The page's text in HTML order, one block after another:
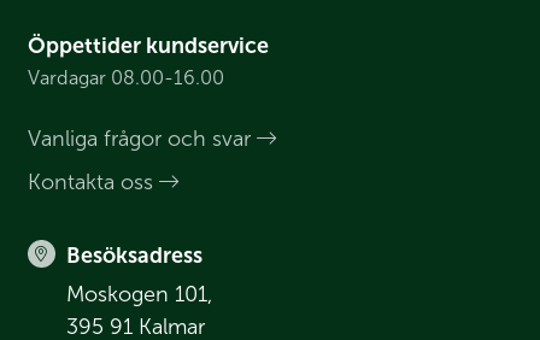
Öppettider kundservice
Vardagar 08.00-16.00
Vanliga frågor och svar
Kontakta oss
Besöksadress
Moskogen 101,
395 91 Kalmar